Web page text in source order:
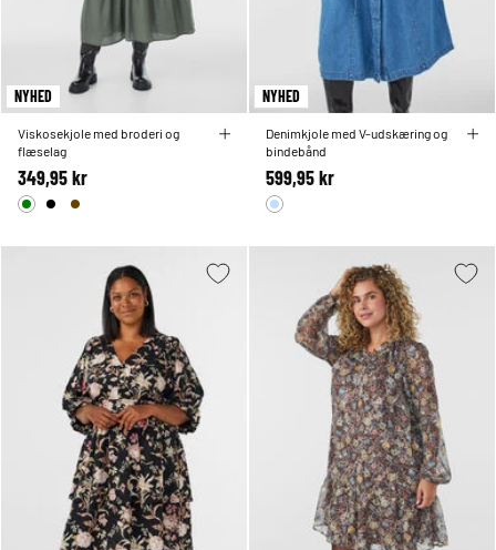
NYHED
Viskosekjole med broderi og
flæselag
349,95 kr
NYHED
Denimkjole med V-udskæring og
bindebånd
599,95 kr